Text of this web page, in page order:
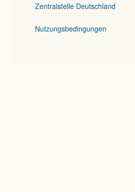
Zentralstelle Deutschland
Nutzungsbedingungen